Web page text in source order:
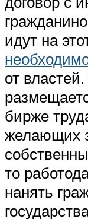
идут на
от
бирже
желающих
то
нанять